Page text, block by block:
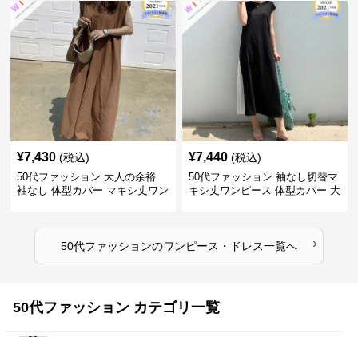
¥7,430 (税込)
50代ファッション 大人の余裕
袖なし 体型カバー マキシ丈ワン
¥7,440 (税込)
50代ファッション 袖なし切替マ
キシ丈ワンピース 体型カバー 大
50代ファッションのワンピース・ドレス一覧へ ›
50代ファッション カテゴリ一覧